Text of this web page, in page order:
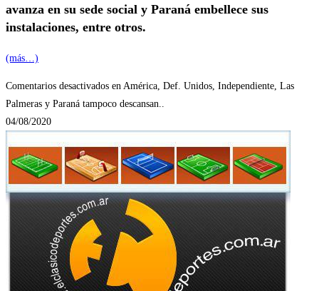
avanza en su sede social y Paraná embellece sus
instalaciones, entre otros.
(más…)
Comentarios desactivados en América, Def. Unidos, Independiente, Las
Palmeras y Paraná tampoco descansan..
04/08/2020